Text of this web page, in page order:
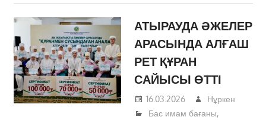
АТЫРАУДА ӘЖЕЛЕР
АРАСЫНДА АЛҒАШ
РЕТ ҚҰРАН
САЙЫСЫ ӨТТІ
16.03.2026
Нұркен
Бас имам бағаны,